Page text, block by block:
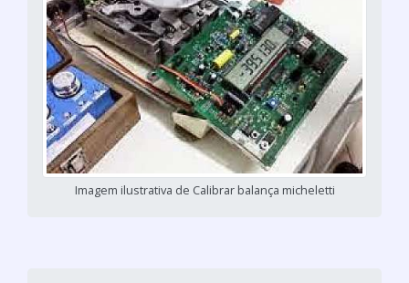
Imagem ilustrativa de Calibrar balança micheletti